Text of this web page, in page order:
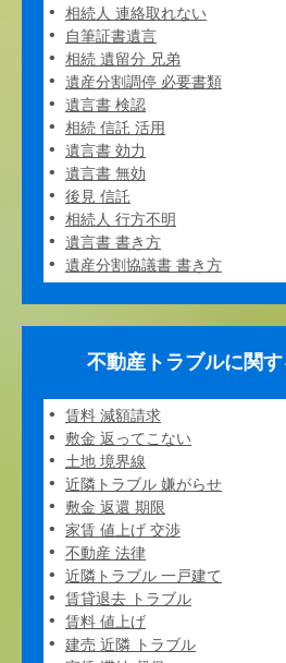
相続人 連絡取れない
自筆証書遺言
相続 遺留分 兄弟
遺産分割調停 必要書類
遺言書 検認
相続 信託 活用
遺言書 効力
遺言書 無効
後見 信託
相続人 行方不明
遺言書 書き方
遺産分割協議書 書き方
不動産トラブルに関
賃料 減額請求
敷金 返ってこない
土地 境界線
近隣トラブル 嫌がらせ
敷金 返還 期限
家賃 値上げ 交渉
不動産 法律
近隣トラブル 一戸建て
賃貸退去 トラブル
賃料 値上げ
建売 近隣 トラブル